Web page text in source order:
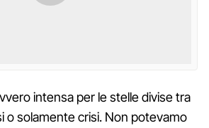
intensa per le stelle divise tra
o solamente crisi. Non potevamo